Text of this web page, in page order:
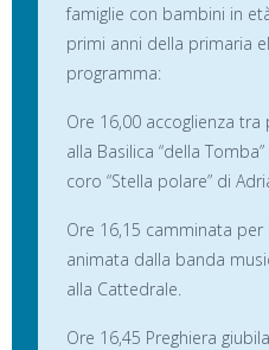
famiglie con bambini in
primi anni della primaria
programma:
Ore 16,00 accoglienza
alla Basilica “della
coro “Stella polare” di
Ore 16,15 camminata
animata dalla banda
alla Cattedrale.
Ore 16,45 Preghiera